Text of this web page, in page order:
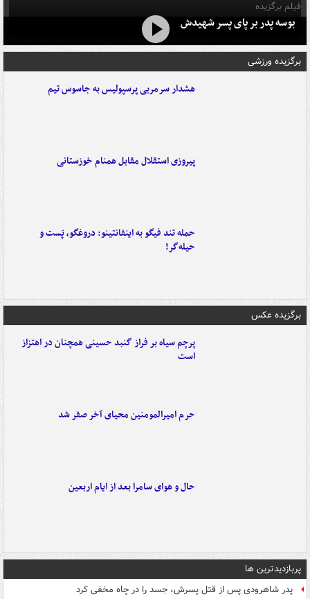
فیلم برگزیده
بوسه‌ پدر بر پای پسر شهیدش
برگزیده ورزشی
هشدار سرمربی پرسپولیس به جاسوس تیم
پیروزی استقلال مقابل همنام خوزستانی
حمله تند فیگو به اینفانتینو: دروغگو، پَست‌ و
حیله‌گر!
برگزیده عکس
پرچم سیاه بر فراز گنبد حسینی همچنان در اهتزاز
است
حرم امیرالمومنین محیای آخر صفر شد
حال و هوای سامرا بعد از ایام اربعین
پربازدیدترین ها
پدر شاهرودی پس از قتل پسرش، جسد را در چاه مخفی کرد